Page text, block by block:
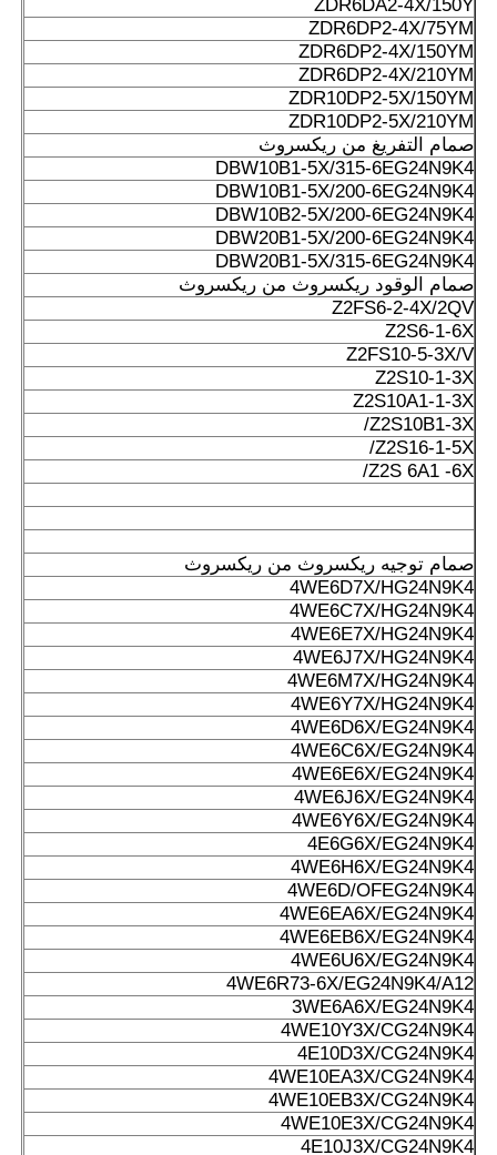
ZDR6DA2-4X/150Y
ZDR6DP2-4X/75YM
ZDR6DP2-4X/150YM
ZDR6DP2-4X/210YM
ZDR10DP2-5X/150YM
ZDR10DP2-5X/210YM
صمام التفريغ من ريكسروث
DBW10B1-5X/315-6EG24N9K4
DBW10B1-5X/200-6EG24N9K4
DBW10B2-5X/200-6EG24N9K4
DBW20B1-5X/200-6EG24N9K4
DBW20B1-5X/315-6EG24N9K4
صمام الوقود ريكسروث من ريكسروث
Z2FS6-2-4X/2QV
Z2S6-1-6X
Z2FS10-5-3X/V
Z2S10-1-3X
Z2S10A1-1-3X
Z2S10B1-3X/
Z2S16-1-5X/
Z2S 6A1 -6X/
صمام توجيه ريكسروث من ريكسروث
4WE6D7X/HG24N9K4
4WE6C7X/HG24N9K4
4WE6E7X/HG24N9K4
4WE6J7X/HG24N9K4
4WE6M7X/HG24N9K4
4WE6Y7X/HG24N9K4
4WE6D6X/EG24N9K4
4WE6C6X/EG24N9K4
4WE6E6X/EG24N9K4
4WE6J6X/EG24N9K4
4WE6Y6X/EG24N9K4
4E6G6X/EG24N9K4
4WE6H6X/EG24N9K4
4WE6D/OFEG24N9K4
4WE6EA6X/EG24N9K4
4WE6EB6X/EG24N9K4
4WE6U6X/EG24N9K4
4WE6R73-6X/EG24N9K4/A12
3WE6A6X/EG24N9K4
4WE10Y3X/CG24N9K4
4E10D3X/CG24N9K4
4WE10EA3X/CG24N9K4
4WE10EB3X/CG24N9K4
4WE10E3X/CG24N9K4
4E10J3X/CG24N9K4